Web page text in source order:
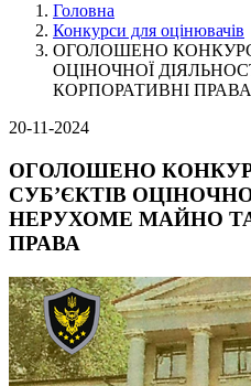
Головна
Конкурси для оцінювачів
ОГОЛОШЕНО КОНКУРС
ОЦІНОЧНОЇ
КОРПОРАТИВНІ ПРАВА
20-11-2024
ОГОЛОШЕНО
СУБ’ЄКТІВ
НЕРУХОМЕ МАЙНО
ПРАВА